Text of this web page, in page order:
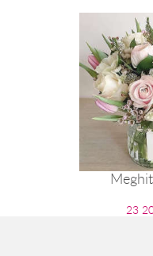
23